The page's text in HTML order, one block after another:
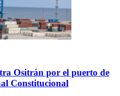
Ositrán por el puerto de
Constitucional